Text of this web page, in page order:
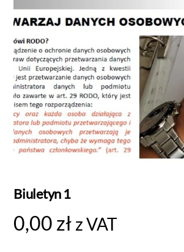
Biuletyn 1
0,00 zł z VAT